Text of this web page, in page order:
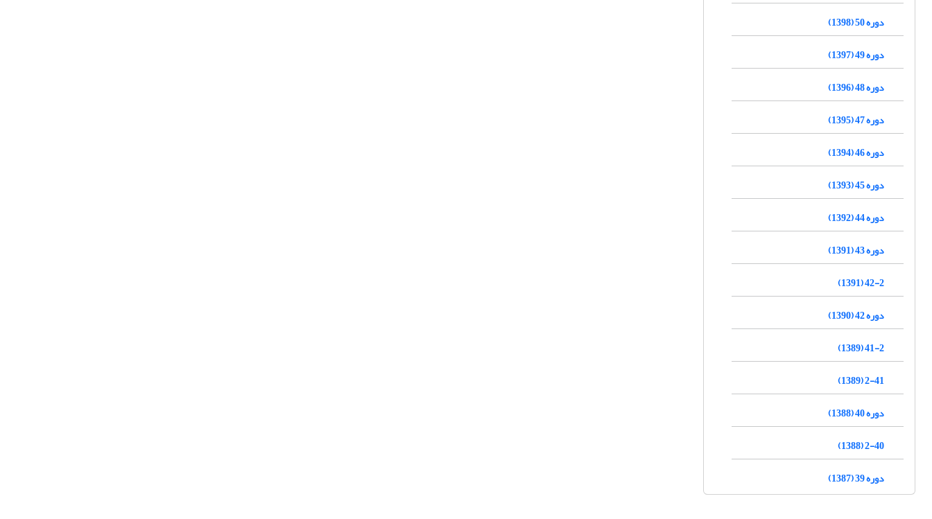
دوره 50 (1398)
دوره 49 (1397)
دوره 48 (1396)
دوره 47 (1395)
دوره 46 (1394)
دوره 45 (1393)
دوره 44 (1392)
دوره 43 (1391)
42-2 (1391)
دوره 42 (1390)
41-2 (1389)
2-41 (1389)
دوره 40 (1388)
2-40 (1388)
دوره 39 (1387)